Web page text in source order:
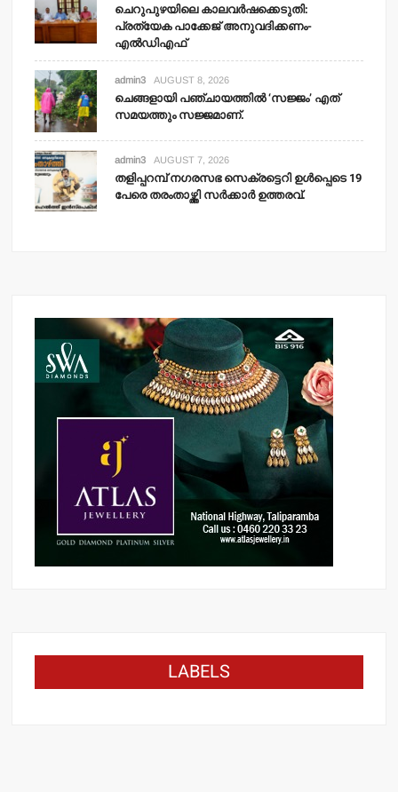
ചെറുപുഴയിലെ കാലവര്‍ഷക്കെടുതി:
പ്രത്യേക പാക്കേജ് അനുവദിക്കണം-
എല്‍ഡിഎഫ്
admin3 AUGUST 8, 2026
ചെങ്ങളായി പഞ്ചായത്തില്‍ ‘സജ്ജം’ എത്
സമയത്തും സജ്ജമാണ്.
admin3 AUGUST 7, 2026
തളിപ്പറമ്പ് നഗരസഭ സെക്രട്ടെറി ഉള്‍പ്പെടെ 19
പേരെ തരംതാഴ്ത്തി സര്‍ക്കാര്‍ ഉത്തരവ്.
LABELS